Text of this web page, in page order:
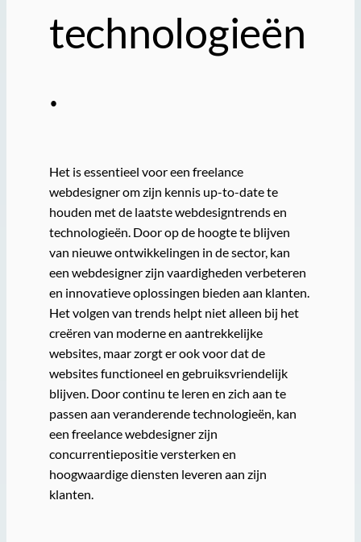
technologieën
.
Het is essentieel voor een freelance
webdesigner om zijn kennis up-to-date te
houden met de laatste webdesigntrends en
technologieën. Door op de hoogte te blijven
van nieuwe ontwikkelingen in de sector, kan
een webdesigner zijn vaardigheden verbeteren
en innovatieve oplossingen bieden aan klanten.
Het volgen van trends helpt niet alleen bij het
creëren van moderne en aantrekkelijke
websites, maar zorgt er ook voor dat de
websites functioneel en gebruiksvriendelijk
blijven. Door continu te leren en zich aan te
passen aan veranderende technologieën, kan
een freelance webdesigner zijn
concurrentiepositie versterken en
hoogwaardige diensten leveren aan zijn
klanten.